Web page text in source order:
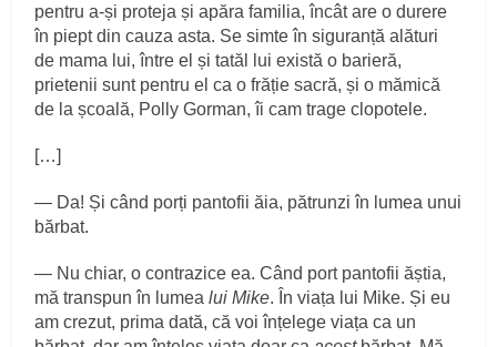
pentru a-și proteja și apăra familia, încât are o durere
în piept din cauza asta. Se simte în siguranță alături
de mama lui, între el și tatăl lui există o barieră,
prietenii sunt pentru el ca o frăție sacră, și o mămică
de la școală, Polly Gorman, îi cam trage clopotele.
[…]
― Da! Și când porți pantofii ăia, pătrunzi în lumea unui
bărbat.
― Nu chiar, o contrazice ea. Când port pantofii ăștia,
mă transpun în lumealui Mike. În viața lui Mike. Și eu
am crezut, prima dată, că voi înțelege viața ca un